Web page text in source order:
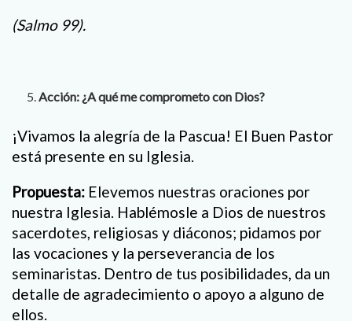
(Salmo 99).
Acción: ¿A qué me comprometo con Dios?
¡Vivamos la alegría de la Pascua! El Buen Pastor
está presente en su Iglesia.
Propuesta: Elevemos nuestras oraciones por
nuestra Iglesia. Hablémosle a Dios de nuestros
sacerdotes, religiosas y diáconos; pidamos por
las vocaciones y la perseverancia de los
seminaristas. Dentro de tus posibilidades, da un
detalle de agradecimiento o apoyo a alguno de
ellos.